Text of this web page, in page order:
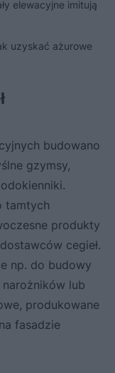
elewacyjne imitują
uzyskać ażurowe
budowano
gzymsy,
tamtych
produkty
cegieł.
np. do budowy
lub
produkowane
fasadzie